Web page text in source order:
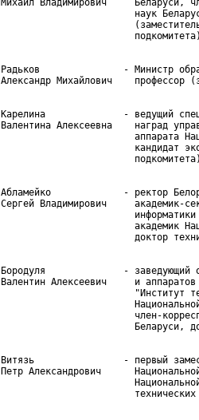
наук
Радьков               - Министр
Карелина              - ведущий
Валентина Алексеевна    наград
аппарата
кандидат
Абламейко             - ректор
Сергей Владимирович     академик-
академик
Бородуля              - заведующий
Валентин Алексеевич     и аппаратов
"Институт
член-
Витязь                - первый
Петр Александрович